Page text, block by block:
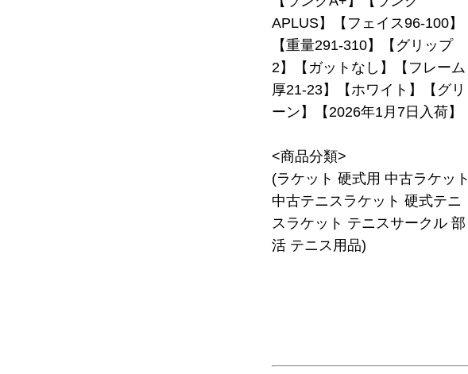
APLUS】【フェイス96-100】
【重量291-310】【グリップ
2】【ガットなし】【フレーム
厚21-23】【ホワイト】【グリ
ーン】【2026年1月7日入荷】
<商品分類>
(ラケット 硬式用 中古ラケット
中古テニスラケット 硬式テニ
スラケット テニスサークル 部
活 テニス用品)